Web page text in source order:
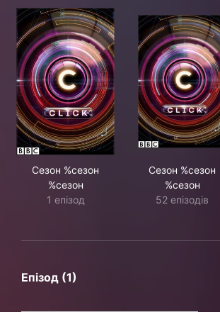
Сезон %сезон
%сезон
1 епізод
Сезон %сезон
%сезон
52 епізодів
Епізод (1)